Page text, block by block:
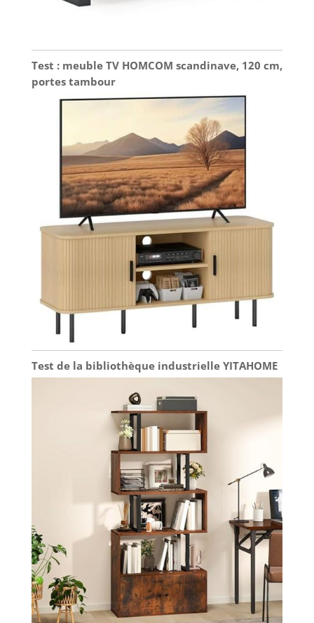
Test : meuble TV HOMCOM scandinave, 120 cm,
portes tambour
Test de la bibliothèque industrielle YITAHOME